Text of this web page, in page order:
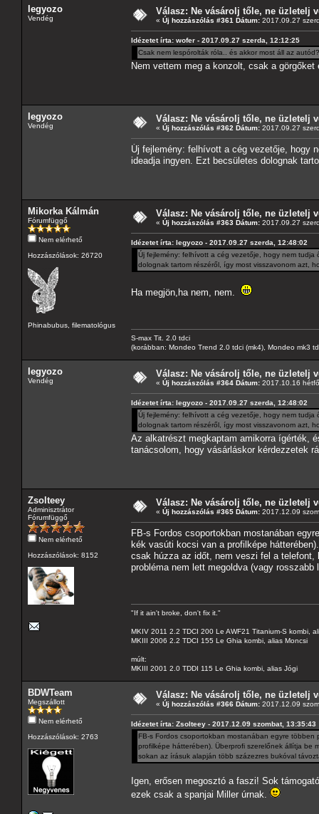
legyozo
Vendég
Válasz: Ne vásárolj tőle, ne üzletelj
« Új hozzászólás #361 Dátum: 2017.09.27
Idézetet írta: wofer - 2017.09.27 szerda, 12:12:25
Csak nem lespórolták róla.. és akkor most áll az autód?
Nem vettem meg a konzolt, csak a görgőket
legyozo
Vendég
Válasz: Ne vásárolj tőle, ne üzletelj
« Új hozzászólás #362 Dátum: 2017.09.27
Új fejlemény: felhívott a cég vezetője, hogy
ideadja ingyen. Ezt becsületes dolognak
Mikorka Kálmán
Fórumfüggő
Nem elérhető
Hozzászólások: 26720
Phinabubus, filematológus
Válasz: Ne vásárolj tőle, ne üzletelj
« Új hozzászólás #363 Dátum: 2017.09.27
Idézetet írta: legyozo - 2017.09.27 szerda, 12:48:02
Új fejlemény: felhívott a cég vezetője, hogy nem
dolognak tartom részéről, így most visszavonom azt,
Ha megjön,ha nem, nem.
S-max Tit. 2.0 tdci
(korábban: Mondeo Trend 2.0 tdci (mk4), Mondeo mk3
legyozo
Vendég
Válasz: Ne vásárolj tőle, ne üzletelj
« Új hozzászólás #364 Dátum: 2017.10.16
Idézetet írta: legyozo - 2017.09.27 szerda, 12:48:02
Új fejlemény: felhívott a cég vezetője, hogy nem
dolognak tartom részéről, így most visszavonom azt,
Az alkatrészt megkaptam amikorra ígérték,
tanácsolom, hogy vásárláskor kérdezzetek
Zsolteey
Adminisztrátor
Fórumfüggő
Nem elérhető
Hozzászólások: 8152
Válasz: Ne vásárolj tőle, ne üzletelj
« Új hozzászólás #365 Dátum: 2017.12.09
FB-s Fordos csoportokban mostanában
kék vasúti kocsi van a profilképe
csak húzza az időt, nem veszi fel a
probléma nem lett megoldva (vagy
"If it ain't broke, don't fix it."
MKIV 2011 2.2 TDCI 200 Le AWF21 Titanium-S kombi,
MKIII 2006 2.2 TDCI 155 Le Ghia kombi, alias Moncsi
múlt:
MKIII 2001 2.0 TDDI 115 Le Ghia kombi, alias Jógi
BDWTeam
Megszállott
Nem elérhető
Hozzászólások: 2763
Válasz: Ne vásárolj tőle, ne üzletelj
« Új hozzászólás #366 Dátum: 2017.12.09
Idézetet írta: Zsolteey - 2017.12.09 szombat, 13:35:43
FB-s Fordos csoportokban mostanában egyre
profilképe hátterében). Überprofi szerelőnek állítja be
sokan az írásuk alapján több százezres bukóval
Igen, erősen megosztó a faszi! Sok
ezek csak a spanjai Miller úrnak.